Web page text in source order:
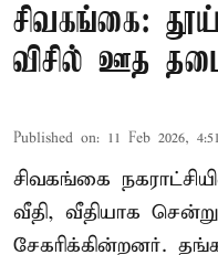
சிவகங்கை:
விசில் ஊத
Published on: 11 Feb 2026,
சிவகங்கை
வீதி, வீதியாக
சேகரிக்கின்றனர்.